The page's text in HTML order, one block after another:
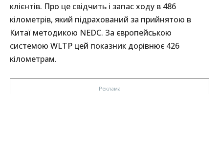
клієнтів. Про це свідчить і запас ходу в 486
кілометрів, який підрахований за прийнятою в
Китаї методикою NEDC. За європейською
системою WLTP цей показник дорівнює 426
кілометрам.